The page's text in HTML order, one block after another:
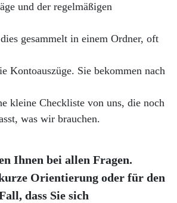
und der regelmäßigen
gesammelt in einem Ordner, oft
Kontoauszüge. Sie bekommen nach
kleine Checkliste von uns, die noch
was wir brauchen.
Ihnen bei allen Fragen.
Orientierung oder für den
dass Sie sich